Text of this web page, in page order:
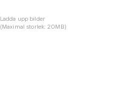
Ladda upp bilder
(Maximal storlek: 20MB)